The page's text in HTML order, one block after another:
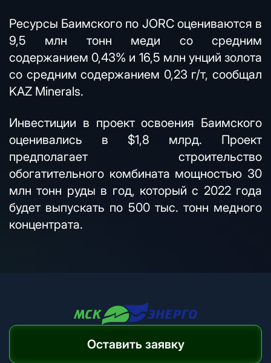
Ресурсы Баимского по JORC оцениваются в
9,5 млн тонн меди со средним
содержанием 0,43% и 16,5 млн унций золота
со средним содержанием 0,23 г/т, сообщал
KAZ Minerals.
Инвестиции в проект освоения Баимского
оценивались в $1,8 млрд. Проект
предполагает строительство
обогатительного комбината мощностью 30
млн тонн руды в год, который с 2022 года
будет выпускать по 500 тыс. тонн медного
концентрата.
Оставить заявку